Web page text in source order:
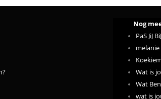
Nog
PaS JiJ
Wat is
Wat
wat is